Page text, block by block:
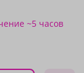
~5 часов